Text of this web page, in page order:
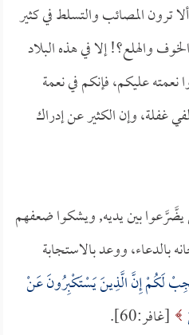
ترون المصائب والتسلط في كثير
والهلع؟! إلا في هذه البلاد
نعمته عليكم، فإنكم في نعمة
غفلة، وإن الكثير عن إدراك
يضَّرَّعوا بين يديه, ويشكوا ضعفهم
بالدعاء، ووعد بالاستجابة
لَكُمْ إِنَّ الَّذِينَ يَسْتَكْبِرُونَ عَنْ
[غافر:60].